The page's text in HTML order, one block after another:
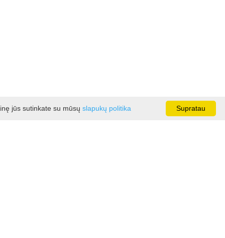
Supratau
jūs sutinkate su mūsų slapukų politika